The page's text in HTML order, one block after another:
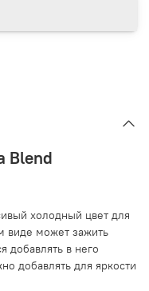
Blend
холодный цвет для
виде может зажить
добавлять в него
добавлять для яркости